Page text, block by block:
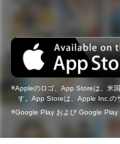
Appleのロゴ、App Storeは、米
す。App Storeは、Apple Inc.の
Google Play および Google Play